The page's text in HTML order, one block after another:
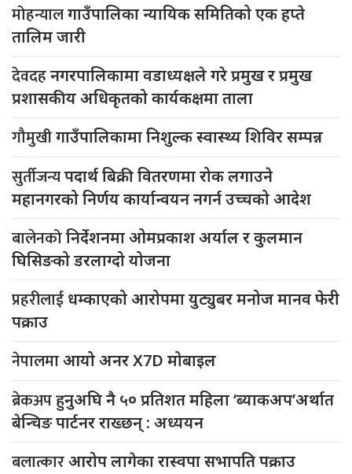
मोहन्यालगाउँपालिका न्यायिक समितिको एक हप्ते
तालिम जारी
देवदहनगरपालिकामा वडाध्यक्षले गरे प्रमुख र प्रमुख
प्रशासकीय अधिकृतको कार्यकक्षमा ताला
गौमुखीगाउँपालिकामा निशुल्क स्वास्थ्य शिविर सम्पन्न
सुर्तीजन्यपदार्थ बिक्री वितरणमा रोक लगाउने
महानगरको निर्णय कार्यान्वयन नगर्न उच्चको आदेश
बालेनकोनिर्देशनमा ओमप्रकाश अर्याल र कुलमान
घिसिङको डरलाग्दो योजना
प्रहरीलाई धम्काएको आरोपमा युट्युबर मनोज मानव फेरी
पक्राउ
नेपालमाआयो अनर X7D मोबाइल
ब्रेकअपहुनुअघि नै ५० प्रतिशत महिला ‘ब्याकअप’अर्थात
बेन्चिङ पार्टनर राख्छन् : अध्ययन
बलात्कारआरोप लागेका रास्वपा सभापति पक्राउ